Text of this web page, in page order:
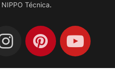
NIPPO Técnica.